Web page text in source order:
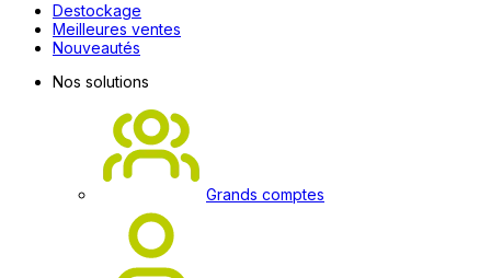
Destockage
Meilleures ventes
Nouveautés
Nos solutions
Grands comptes